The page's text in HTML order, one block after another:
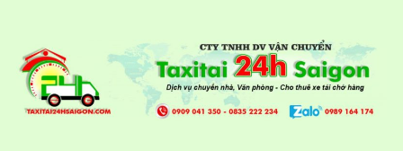
content